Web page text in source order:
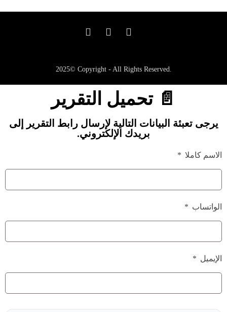
2025© Copyright - All Rights Reserved.
📄 تحميل التقرير
يرجى تعبئة البيانات التالية لإرسال رابط التقرير إلى
بريدك الإلكتروني.
الاسم كاملا
الواتساب
الإيميل